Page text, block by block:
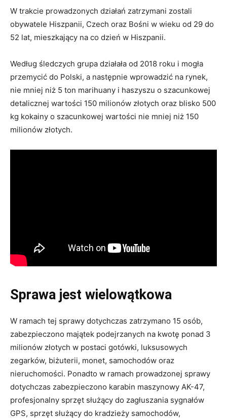
W trakcie prowadzonych działań zatrzymani zostali
obywatele Hiszpanii, Czech oraz Bośni w wieku od 29 do
52 lat, mieszkający na co dzień w Hiszpanii.
Według śledczych grupa działała od 2018 roku i mogła
przemycić do Polski, a następnie wprowadzić na rynek,
nie mniej niż 5 ton marihuany i haszyszu o szacunkowej
detalicznej wartości 150 milionów złotych oraz blisko 500
kg kokainy o szacunkowej wartości nie mniej niż 150
milionów złotych.
Sprawa jest wielowątkowa
W ramach tej sprawy dotychczas zatrzymano 15 osób,
zabezpieczono majątek podejrzanych na kwotę ponad 3
milionów złotych w postaci gotówki, luksusowych
zegarków, biżuterii, monet, samochodów oraz
nieruchomości. Ponadto w ramach prowadzonej sprawy
dotychczas zabezpieczono karabin maszynowy AK-47,
profesjonalny sprzęt służący do zagłuszania sygnałów
GPS, sprzęt służący do kradzieży samochodów,